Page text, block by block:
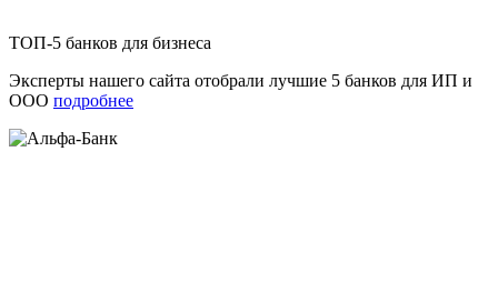
ТОП-5 банков для бизнеса
Эксперты нашего сайта отобрали лучшие 5 банков для ИП и
ООО подробнее